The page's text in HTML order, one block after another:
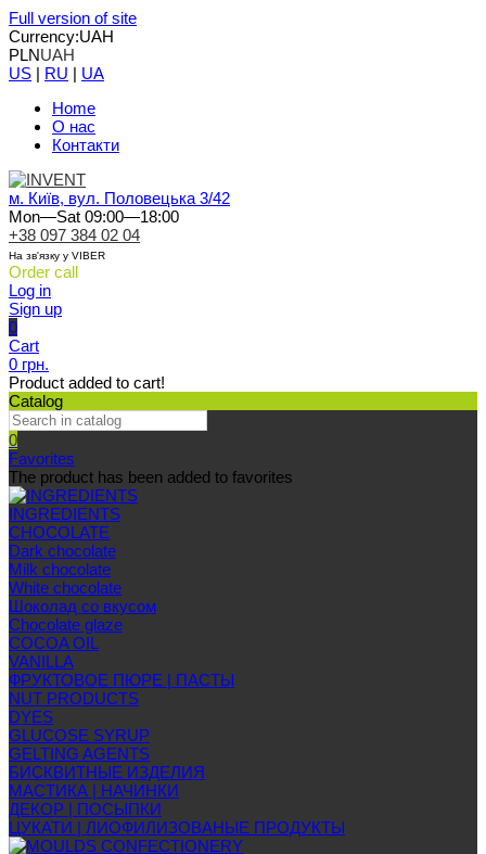
Full version of site
Currency:UAH
PLNUAH
US | RU | UA
Home
О нас
Контакти
м. Київ, вул. Половецька 3/42
Mon—Sat 09:00—18:00
+38 097 384 02 04
На зв'язку у VIBER
Order call
Log in
Sign up
0
Cart
0 грн.
Product added to cart!
Catalog
0
Favorites
The product has been added to favorites
INGREDIENTS
CHOCOLATE
Dark chocolate
Milk chocolate
White chocolate
Шоколад со вкусом
Chocolate glaze
COCOA OIL
VANILLA
ФРУКТОВОЕ ПЮРЕ | ПАСТЫ
NUT PRODUCTS
DYES
GLUCOSE SYRUP
GELTING AGENTS
БИСКВИТНЫЕ ИЗДЕЛИЯ
МАСТИКА | НАЧИНКИ
ДЕКОР | ПОСЫПКИ
ЦУКАТИ | ЛИОФИЛИЗОВАНЫЕ ПРОДУКТЫ